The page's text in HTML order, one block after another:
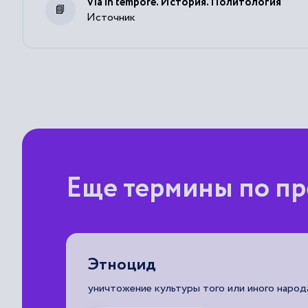
Источник
Еще термины по
Этноцид
уничтожение культуры того или иного